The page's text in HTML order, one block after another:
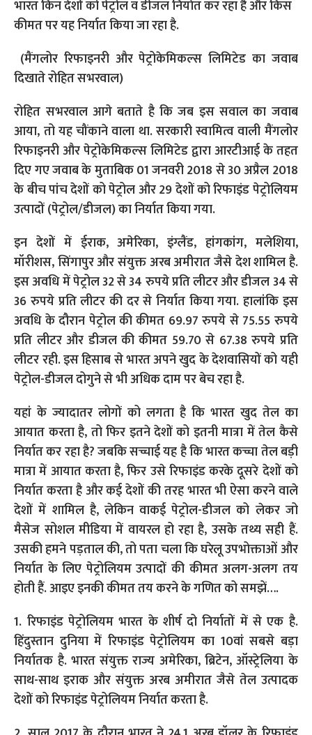
भारत किन देशों को पेट्रोल व डीजल निर्यात कर रहा है और किस
कीमत पर यह निर्यात किया जा रहा है.
(मैंगलोर रिफाइनरी और पेट्रोकेमिकल्स लिमिटेड का जवाब
दिखाते रोहित सभरवाल)
रोहित सभरवाल आगे बताते है कि जब इस सवाल का जवाब
आया, तो यह चौंकाने वाला था. सरकारी स्वामित्व वाली मैंगलोर
रिफाइनरी और पेट्रोकेमिकल्स लिमिटेड द्वारा आरटीआई के तहत
दिए गए जवाब के मुताबिक 01 जनवरी 2018 से 30 अप्रैल 2018
के बीच पांच देशों को पेट्रोल और 29 देशों को रिफाइंड पेट्रोलियम
उत्पादों (पेट्रोल/डीजल) का निर्यात किया गया.
इन देशों में ईराक, अमेरिका, इंग्लैंड, हांगकांग, मलेशिया,
मॉरीशस, सिंगापुर और संयुक्त अरब अमीरात जैसे देश शामिल है.
इस अवधि में पेट्रोल 32 से 34 रुपये प्रति लीटर और डीजल 34 से
36 रुपये प्रति लीटर की दर से निर्यात किया गया. हालांकि इस
अवधि के दौरान पेट्रोल की कीमत 69.97 रुपये से 75.55 रुपये
प्रति लीटर और डीजल की कीमत 59.70 से 67.38 रुपये प्रति
लीटर रही. इस हिसाब से भारत अपने खुद के देशवासियों को यही
पेट्रोल-डीजल दोगुने से भी अधिक दाम पर बेच रहा है.
यहां के ज्यादातर लोगों को लगता है कि भारत खुद तेल का
आयात करता है, तो फिर इतने देशों को इतनी मात्रा में तेल कैसे
निर्यात कर रहा है? जबकि सच्चाई यह है कि भारत कच्चा तेल बड़ी
मात्रा में आयात करता है, फिर उसे रिफाइंड करके दूसरे देशों को
निर्यात करता है और कई देशों की तरह भारत भी ऐसा करने वाले
देशों में शामिल है, लेकिन वाकई पेट्रोल-डीजल को लेकर जो
मैसेज सोशल मीडिया में वायरल हो रहा है, उसके तथ्य सही हैं.
उसकी हमने पड़ताल की, तो पता चला कि घरेलू उपभोक्ताओं और
निर्यात के लिए पेट्रोलियम उत्पादों की कीमत अलग-अलग तय
होती हैं. आइए इनकी कीमत तय करने के गणित को समझें….
1. रिफाइंड पेट्रोलियम भारत के शीर्ष दो निर्यातों में से एक है.
हिंदुस्तान दुनिया में रिफाइंड पेट्रोलियम का 10वां सबसे बड़ा
निर्यातक है. भारत संयुक्त राज्य अमेरिका, ब्रिटेन, ऑस्ट्रेलिया के
साथ-साथ इराक और संयुक्त अरब अमीरात जैसे तेल उत्पादक
देशों को रिफाइंड पेट्रोलियम निर्यात करता है.